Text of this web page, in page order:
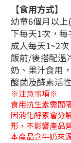
【食用方式】
幼童6個月以
下每天1次，
成人每天1~2
飯前/後搭配溫
奶、果汁食用
酸菌及酵素活性
※注意事項※
食用抗生素需間
因消化酵素會分
形，不影響產品
本產品含牛奶來